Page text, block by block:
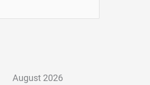
August 2026